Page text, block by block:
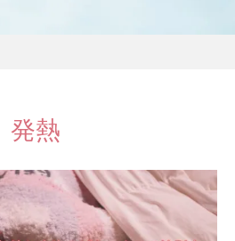
発熱